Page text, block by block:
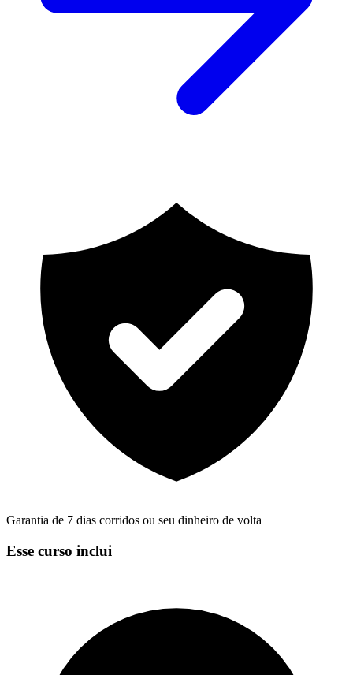
Garantia de 7 dias corridos ou seu dinheiro de volta
Esse curso inclui